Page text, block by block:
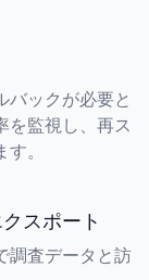
バックが必要と
を監視し、再ス
。
スポート
調査データと訪